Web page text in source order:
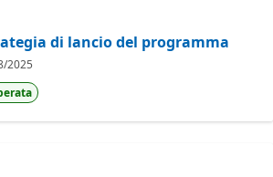
di lancio del programma
2025